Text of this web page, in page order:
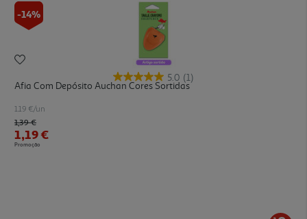
-14%
5.0 (1)
Afia Com Depósito Auchan Cores Sortidas
1.19 €/un
Price reduced from
1,39 €to
1,19 €
Promoção